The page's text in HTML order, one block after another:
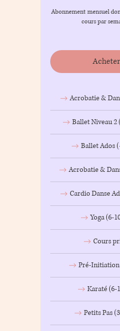
Abonnement mensuel
cours par
Acheter
Acrobatie &
Ballet Niveau 2
Ballet Ados
Acrobatie &
Cardio Danse
Yoga (6-
Cours
Pré-Initiation
Karaté (6-
Petits Pas